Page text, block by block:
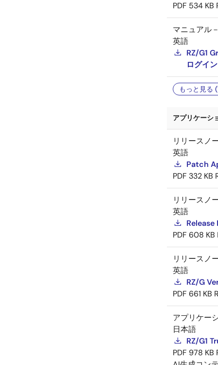
PDF 534 KB
マニュアル
英語
RZ/G1
ログイ
もっと見る
アプリケーシ
リリースノ
英語
Patch
PDF 332 KB
リリースノ
英語
PDF 608 KB
リリースノ
英語
RZ/G
PDF 661 KB
アプリケー
日本語
RZ/G1
PDF 978 KB